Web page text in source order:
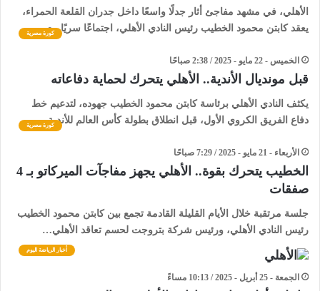
الأهلي، في مشهد مفاجئ أثار جدلًا واسعًا داخل جدران القلعة الحمراء،
يعقد كابتن محمود الخطيب رئيس النادي الأهلي، اجتماعًا سريًا مع…
كورة مصرية
الخميس - 22 مايو - 2025 / 2:38 صباحًا
قبل مونديال الأندية.. الأهلي يتحرك لحماية دفاعاته
يكثف النادي الأهلي برئاسة كابتن محمود الخطيب جهوده، لتدعيم خط
دفاع الفريق الكروي الأول، قبل انطلاق بطولة كأس العالم للأندية.…
كورة مصرية
الأربعاء - 21 مايو - 2025 / 7:29 صباحًا
الخطيب يتحرك بقوة.. الأهلي يجهز مفاجآت الميركاتو بـ 4
صفقات
جلسة مرتقبة خلال الأيام القليلة القادمة تجمع بين كابتن محمود الخطيب
رئيس النادي الأهلي، ورئيس شركة بتروجت لحسم تعاقد الأهلي…
أخبار الرياضة اليوم
الجمعة - 25 أبريل - 2025 / 10:13 مساءً